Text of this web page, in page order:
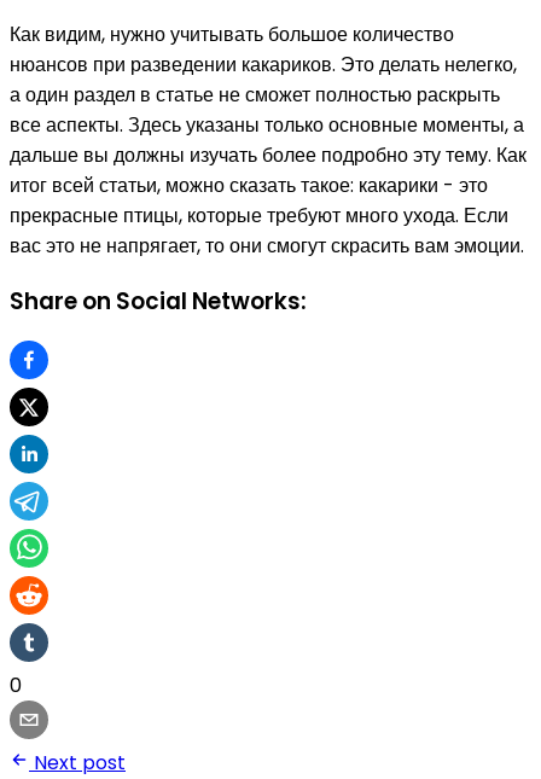
Как видим, нужно учитывать большое количество
нюансов при разведении какариков. Это делать нелегко,
а один раздел в статье не сможет полностью раскрыть
все аспекты. Здесь указаны только основные моменты, а
дальше вы должны изучать более подробно эту тему. Как
итог всей статьи, можно сказать такое: какарики - это
прекрасные птицы, которые требуют много ухода. Если
вас это не напрягает, то они смогут скрасить вам эмоции.
Share on Social Networks:
0
Next post